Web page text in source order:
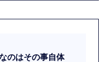
のはその事自体